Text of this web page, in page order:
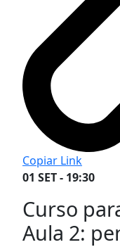
Copiar Link
01 SET - 19:30
Curso
Aula 2: